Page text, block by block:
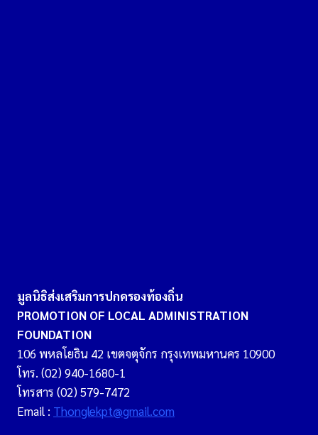
มูลนิธิส่งเสริมการปกครองท้องถิ่น
PROMOTION OF LOCAL ADMINISTRATION
FOUNDATION
106 พหลโยธิน 42 เขตจตุจักร กรุงเทพมหานคร 10900
โทร. (02) 940-1680-1
โทรสาร (02) 579-7472
Email : Thonglekpt@gmail.com